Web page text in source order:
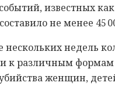
известных как
не менее 45
нескольких недель
к различным формам
женщин,